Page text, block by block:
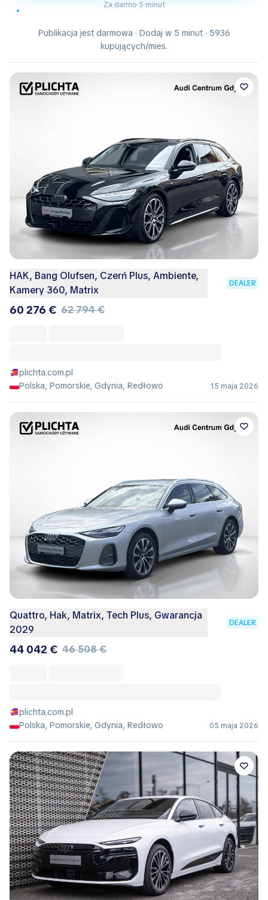
Za darmo·5 minut
Publikacja jest darmowa · Dodaj w 5 minut · 5936
kupujących/mies.
HAK, Bang Olufsen, Czerń Plus, Ambiente,
Kamery 360, Matrix
DEALER
60 276 € 62 794 €
plichta.com.pl
Polska, Pomorskie, Gdynia, Redłowo
15 maja 2026
Quattro, Hak, Matrix, Tech Plus, Gwarancja
2029
DEALER
44 042 € 46 508 €
plichta.com.pl
Polska, Pomorskie, Gdynia, Redłowo
05 maja 2026